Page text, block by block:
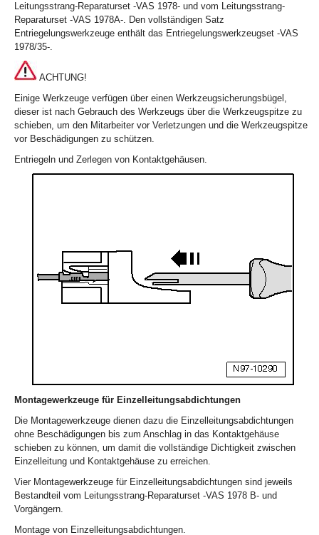
Leitungsstrang-Reparaturset -VAS 1978- und vom Leitungsstrang-
Reparaturset -VAS 1978A-. Den vollständigen Satz
Entriegelungswerkzeuge enthält das Entriegelungswerkzeugset -VAS
1978/35-.
ACHTUNG!
Einige Werkzeuge verfügen über einen Werkzeugsicherungsbügel,
dieser ist nach Gebrauch des Werkzeugs über die Werkzeugspitze zu
schieben, um den Mitarbeiter vor Verletzungen und die Werkzeugspitze
vor Beschädigungen zu schützen.
Entriegeln und Zerlegen von Kontaktgehäusen.
Montagewerkzeuge für Einzelleitungsabdichtungen
Die Montagewerkzeuge dienen dazu die Einzelleitungsabdichtungen
ohne Beschädigungen bis zum Anschlag in das Kontaktgehäuse
schieben zu können, um damit die vollständige Dichtigkeit zwischen
Einzelleitung und Kontaktgehäuse zu erreichen.
Vier Montagewerkzeuge für Einzelleitungsabdichtungen sind jeweils
Bestandteil vom Leitungsstrang-Reparaturset -VAS 1978 B- und
Vorgängern.
Montage von Einzelleitungsabdichtungen.